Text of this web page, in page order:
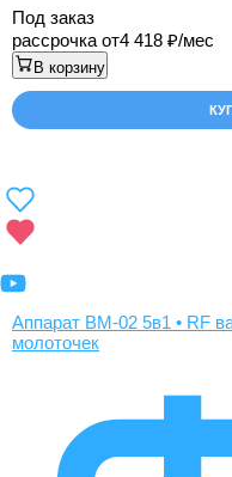
Под заказ
рассрочка от4 418 /мес
В корзину
Аппарат BM-02 5в1 • RF
молоточек